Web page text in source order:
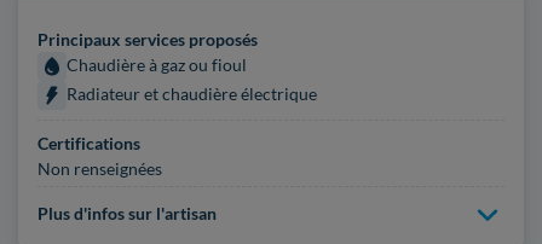
Principaux services proposés
Chaudière à gaz ou fioul
Radiateur et chaudière électrique
Certifications
Non renseignées
Plus d'infos sur l'artisan